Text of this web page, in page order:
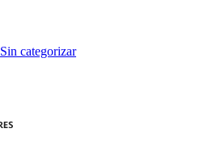
Sin categorizar